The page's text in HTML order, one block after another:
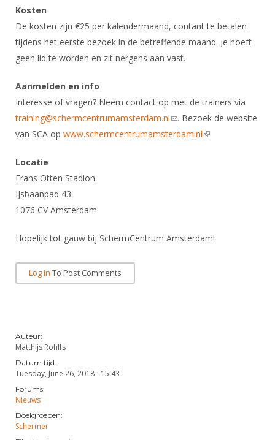
Import inschrijvingen uit Nahouw
Verwerk wedstrijduitslagen
NK organiseren
Geschiedenis van het schermen
ALV
Touché
Kosten
De kosten zijn €25 per kalendermaand, contant te betalen
tijdens het eerste bezoek in de betreffende maand. Je hoeft
geen lid te worden en zit nergens aan vast.
Aanmelden en info
Interesse of vragen? Neem contact op met de trainers via
training@schermcentrumamsterdam.nl(link sends e-mail)
. Bezoek de website
van SCA op www.schermcentrumamsterdam.nl(link is external)
.
Locatie
Frans Otten Stadion
IJsbaanpad 43
1076 CV Amsterdam
Hopelijk tot gauw bij SchermCentrum Amsterdam!
Log In To Post Comments
Auteur:
Matthijs Rohlfs
Datum tijd:
Tuesday, June 26, 2018 - 15:43
Forums:
Nieuws
Doelgroepen:
Schermer